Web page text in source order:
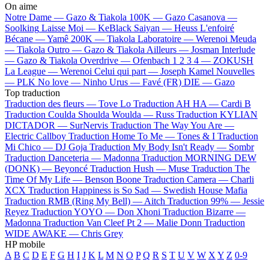
On aime
Notre Dame — Gazo & Tiakola 100K — Gazo Casanova —
Soolking Laisse Moi — KeBlack Saiyan — Heuss L'enfoiré
Bécane —Yamê 200K — Tiakola Laboratoire — Werenoi Meuda
— Tiakola Outro — Gazo & Tiakola Ailleurs — Josman Interlude
— Gazo & Tiakola Overdrive — Ofenbach 1 2 3 4 — ZOKUSH
La League — Werenoi Celui qui part — Joseph Kamel Nouvelles
— PLK No love — Ninho Urus — Favé (FR) DIE — Gazo
Top traduction
Traduction des fleurs — Tove Lo Traduction AH HA — Cardi B
Traduction Coulda Shoulda Woulda — Russ Traduction KYLIAN
DICTADOR — SurNervis Traduction The Way You Are —
Electric Callboy Traduction Home To Me — Tones & I Traduction
Mi Chico — DJ Goja Traduction My Body Isn't Ready — Sombr
Traduction Danceteria — Madonna Traduction MORNING DEW
(DONK) — Beyoncé Traduction Hush — Muse Traduction The
Time Of My Life — Benson Boone Traduction Camera — Charli
XCX Traduction Happiness is So Sad — Swedish House Mafia
Traduction RMB (Ring My Bell) — Aitch Traduction 99% — Jessie
Reyez Traduction YOYO — Don Xhoni Traduction Bizarre —
Madonna Traduction Van Cleef Pt 2 — Malie Donn Traduction
WIDE AWAKE — Chris Grey
HP mobile
A B C D E F G H I J K L M N O P Q R S T U V W X Y Z 0-9